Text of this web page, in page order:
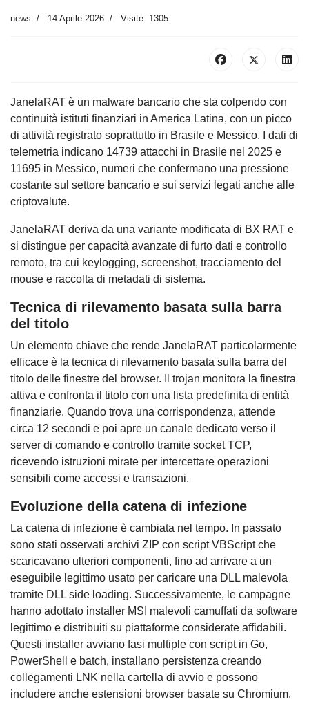
news 14 Aprile 2026 Visite: 1305
JanelaRAT è un malware bancario che sta colpendo con
continuità istituti finanziari in America Latina, con un picco
di attività registrato soprattutto in Brasile e Messico. I dati di
telemetria indicano 14739 attacchi in Brasile nel 2025 e
11695 in Messico, numeri che confermano una pressione
costante sul settore bancario e sui servizi legati anche alle
criptovalute.
JanelaRAT deriva da una variante modificata di BX RAT e
si distingue per capacità avanzate di furto dati e controllo
remoto, tra cui keylogging, screenshot, tracciamento del
mouse e raccolta di metadati di sistema.
Tecnica di rilevamento basata sulla barra
del titolo
Un elemento chiave che rende JanelaRAT particolarmente
efficace è la tecnica di rilevamento basata sulla barra del
titolo delle finestre del browser. Il trojan monitora la finestra
attiva e confronta il titolo con una lista predefinita di entità
finanziarie. Quando trova una corrispondenza, attende
circa 12 secondi e poi apre un canale dedicato verso il
server di comando e controllo tramite socket TCP,
ricevendo istruzioni mirate per intercettare operazioni
sensibili come accessi e transazioni.
Evoluzione della catena di infezione
La catena di infezione è cambiata nel tempo. In passato
sono stati osservati archivi ZIP con script VBScript che
scaricavano ulteriori componenti, fino ad arrivare a un
eseguibile legittimo usato per caricare una DLL malevola
tramite DLL side loading. Successivamente, le campagne
hanno adottato installer MSI malevoli camuffati da software
legittimo e distribuiti su piattaforme considerate affidabili.
Questi installer avviano fasi multiple con script in Go,
PowerShell e batch, installano persistenza creando
collegamenti LNK nella cartella di avvio e possono
includere anche estensioni browser basate su Chromium.